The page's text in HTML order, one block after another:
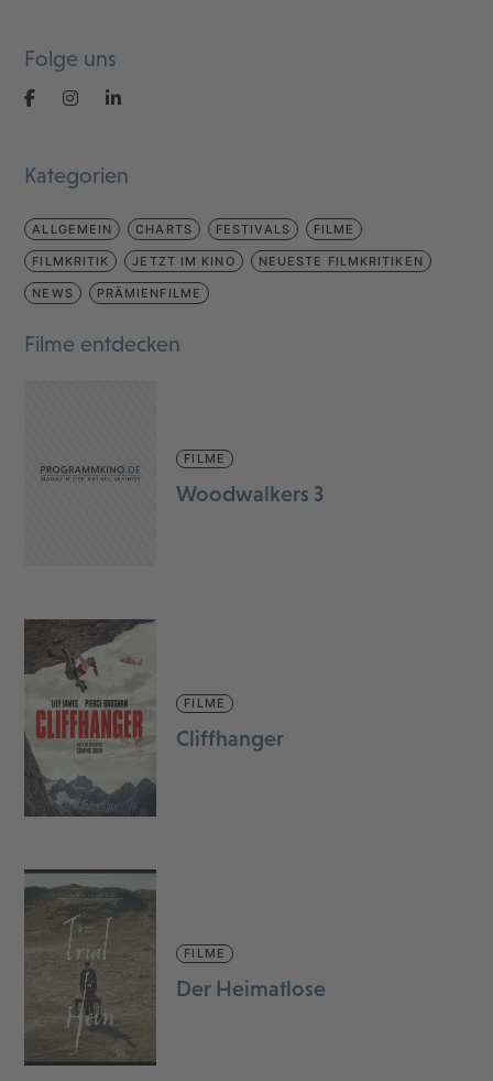
Folge uns
Kategorien
ALLGEMEIN CHARTS FESTIVALS FILME
FILMKRITIK JETZT IM KINO NEUESTE FILMKRITIKEN
NEWS PRÄMIENFILME
Filme entdecken
FILME
Woodwalkers 3
FILME
Cliffhanger
FILME
Der Heimatlose